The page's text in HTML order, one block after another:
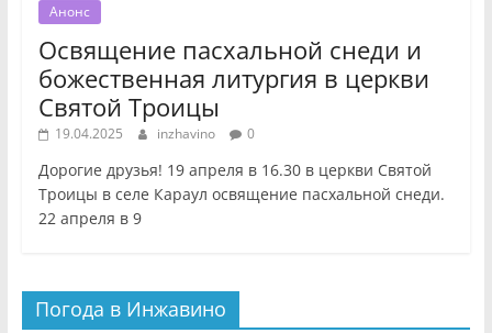
Анонс
Освящение пасхальной снеди и
божественная литургия в церкви
Святой Троицы
19.04.2025 inzhavino 0
Дорогие друзья! 19 апреля в 16.30 в церкви Святой
Троицы в селе Караул освящение пасхальной снеди.
22 апреля в 9
Погода в Инжавино